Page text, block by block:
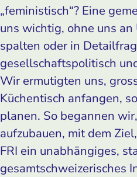
„feministisch“? Eine
uns wichtig, ohne uns
spalten oder in
gesellschaftspolitisch
Wir ermutigten uns,
Küchentisch anfangen,
planen. So begannen
aufzubauen, mit dem
FRI ein unabhängiges,
gesamtschweizerisches